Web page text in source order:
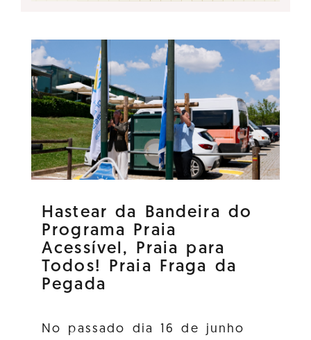
Hastear da Bandeira do
Programa Praia
Acessível, Praia para
Todos! Praia Fraga da
Pegada
No passado dia 16 de junho